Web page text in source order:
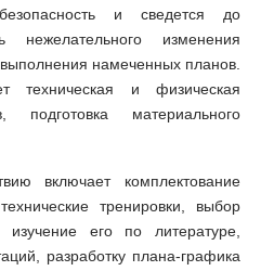
и сведется до
нежелательного изменения
намеченных планов.
и физическая
подготовка материального
включает комплектование
тренировки, выбор
его по литературе,
разработку плана-графика